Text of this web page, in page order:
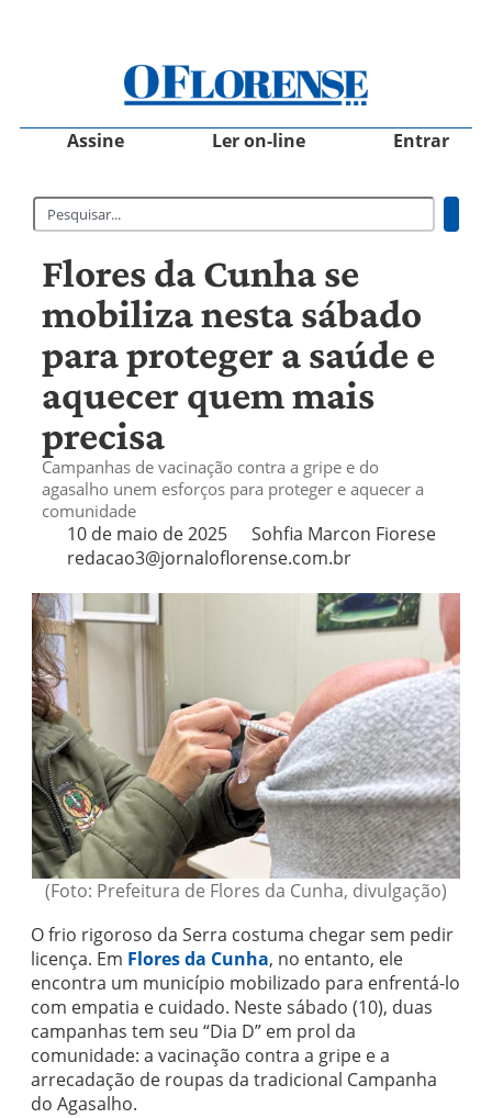
Assine Ler on-line Entrar
Flores da Cunha se
mobiliza nesta sábado
para proteger a saúde e
aquecer quem mais
precisa
Campanhas de vacinação contra a gripe e do
agasalho unem esforços para proteger e aquecer a
comunidade
10 de maio de 2025
Sohfia Marcon Fiorese
redacao3@jornaloflorense.com.br
(Foto: Prefeitura de Flores da Cunha, divulgação)
O frio rigoroso da Serra costuma chegar sem pedir
licença. Em Flores da Cunha, no entanto, ele
encontra um município mobilizado para enfrentá-lo
com empatia e cuidado. Neste sábado (10), duas
campanhas tem seu “Dia D” em prol da
comunidade: a vacinação contra a gripe e a
arrecadação de roupas da tradicional Campanha
do Agasalho.